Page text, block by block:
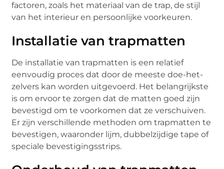
factoren, zoals het materiaal van de trap, de stijl
van het interieur en persoonlijke voorkeuren.
Installatie van trapmatten
De installatie van trapmatten is een relatief
eenvoudig proces dat door de meeste doe-het-
zelvers kan worden uitgevoerd. Het belangrijkste
is om ervoor te zorgen dat de matten goed zijn
bevestigd om te voorkomen dat ze verschuiven.
Er zijn verschillende methoden om trapmatten te
bevestigen, waaronder lijm, dubbelzijdige tape of
speciale bevestigingsstrips.